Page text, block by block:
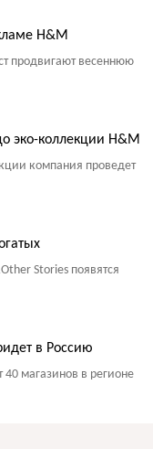
H&M
продвигают весеннюю
эко-коллекции H&M
компания проведет
Stories появятся
в Россию
40 магазинов в регионе